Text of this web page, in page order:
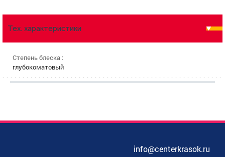
Тех. характеристики
Степень блеска :
глубокоматовый
info@centerkrasok.ru